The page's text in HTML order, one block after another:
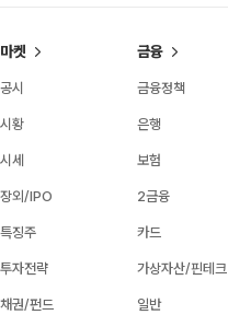
마켓
공시
시황
시세
장외/IPO
특징주
투자전략
채권/펀드
금융
금융정책
은행
보험
2금융
카드
가상자산/핀테크
일반